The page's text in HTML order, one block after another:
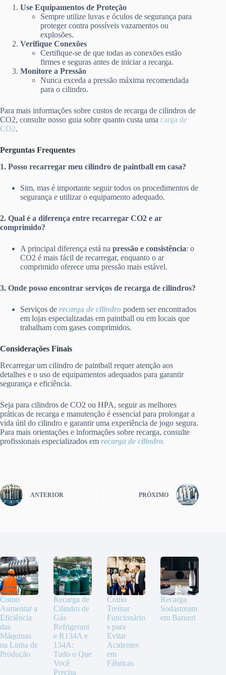
Use Equipamentos de Proteção
Sempre utilize luvas e óculos de segurança para
proteger contra possíveis vazamentos ou
explosões.
Verifique Conexões
Certifique-se de que todas as conexões estão
firmes e seguras antes de iniciar a recarga.
Monitore a Pressão
Nunca exceda a pressão máxima recomendada
para o cilindro.
Para mais informações sobre custos de recarga de cilindros de
CO2, consulte nosso guia sobre quanto custa uma carga de
CO2.
Perguntas Frequentes
1. Posso recarregar meu cilindro de paintball em casa?
Sim, mas é importante seguir todos os procedimentos de
segurança e utilizar o equipamento adequado.
2. Qual é a diferença entre recarregar CO2 e ar
comprimido?
A principal diferença está na pressão e consistência: o
CO2 é mais fácil de recarregar, enquanto o ar
comprimido oferece uma pressão mais estável.
3. Onde posso encontrar serviços de recarga de cilindros?
Serviços de recarga de cilindro podem ser encontrados
em lojas especializadas em paintball ou em locais que
trabalham com gases comprimidos.
Considerações Finais
Recarregar um cilindro de paintball requer atenção aos
detalhes e o uso de equipamentos adequados para garantir
segurança e eficiência.
Seja para cilindros de CO2 ou HPA, seguir as melhores
práticas de recarga e manutenção é essencial para prolongar a
vida útil do cilindro e garantir uma experiência de jogo segura.
Para mais orientações e informações sobre recarga, consulte
profissionais especializados em recarga de cilindro.
ANTERIOR PRÓXIMO
Como
Aumentar a
Eficiência
das
Máquinas
na Linha de
Produção
Recarga de
Cilindro de
Gás
Refrigerant
e R134A e
134A:
Tudo o Que
Você
Precisa
Como
Treinar
Funcionário
s para
Evitar
Acidentes
em
Fábricas
Recarga
Sodastream
em Barueri